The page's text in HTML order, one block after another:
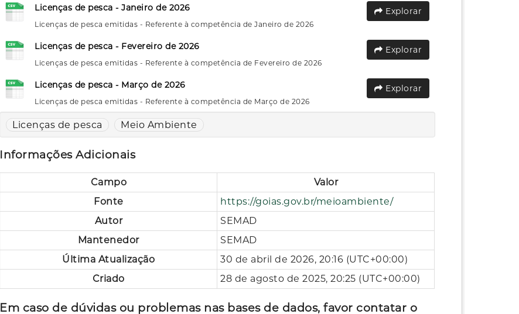
Licenças de pesca - Janeiro de 2026
Licenças de pesca emitidas - Referente à competência de Janeiro de 2026
Explorar
Licenças de pesca - Fevereiro de 2026
Licenças de pesca emitidas - Referente à competência de Fevereiro de 2026
Explorar
Licenças de pesca - Março de 2026
Licenças de pesca emitidas - Referente à competência de Março de 2026
Explorar
Licenças de pesca Meio Ambiente
Informações Adicionais
Campo
Valor
Fonte
https://goias.gov.br/meioambiente/
Autor
SEMAD
Mantenedor
SEMAD
Última Atualização
30 de abril de 2026, 20:16 (UTC+00:00)
Criado
28 de agosto de 2025, 20:25 (UTC+00:00)
Em caso de dúvidas ou problemas nas bases de dados, favor contatar o